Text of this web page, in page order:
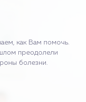
как Вам помочь.
преодолели
болезни.